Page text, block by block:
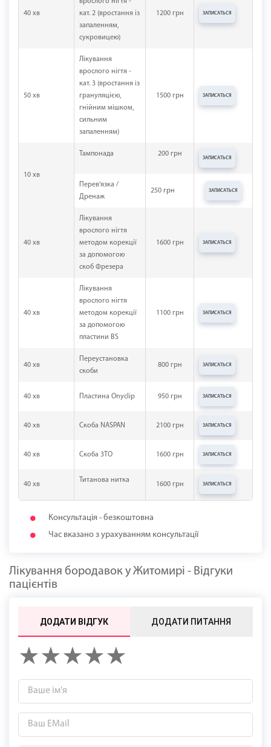
40 хв
кат. 2 (вростання із
запаленням,
сукровицею)
1200 грн ЗАПИСАТЬСЯ
50 хв
Лікування
врослого нігтя -
кат. 3 (вростання із
грануляцією,
гнійним мішком,
сильним
запаленням)
1500 грн ЗАПИСАТЬСЯ
10 хв
Тампонада 200 грн
ЗАПИСАТЬСЯ
Перев'язка /
Дренаж
250 грн ЗАПИСАТЬСЯ
40 хв
Лікування
врослого нігтя
методом корекції
за допомогою
скоб Фрезера
1600 грн ЗАПИСАТЬСЯ
40 хв
Лікування
врослого нігтя
методом корекції
за допомогою
пластини BS
1100 грн ЗАПИСАТЬСЯ
40 хв
Переустановка
скоби
800 грн ЗАПИСАТЬСЯ
40 хв Пластина Onyclip 950 грн ЗАПИСАТЬСЯ
40 хв Скоба NASPAN 2100 грн ЗАПИСАТЬСЯ
40 хв Скоба 3ТО 1600 грн ЗАПИСАТЬСЯ
40 хв
Титанова нитка
1600 грн ЗАПИСАТЬСЯ
Консультація - безкоштовна
Час вказано з урахуванням консультації
Лікування бородавок у Житомирі - Відгуки
пацієнтів
ДОДАТИ ВІДГУК ДОДАТИ ПИТАННЯ